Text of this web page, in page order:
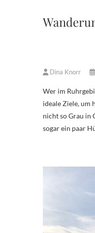
Dina Knorr
Wer im Ruhrgebiet hoch hinaus möchte, der hat gar nicht so wenige Möglichkeiten, wie wir meinen würden. Die Bergehalden bieten
ideale Ziele, um
nicht so Grau in
sogar ein paar